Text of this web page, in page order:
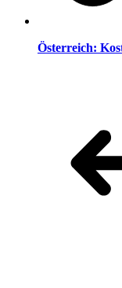
Österreich: